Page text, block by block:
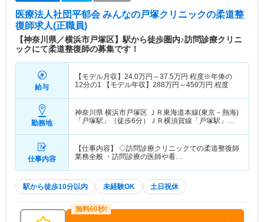
医療法人社団平郁会 みんなの戸塚クリニックの柔道整
復師求人(正職員)
【神奈川県／横浜市戸塚区】駅から徒歩圏内♪訪問診療クリニ
ックにて柔道整復師の募集です！
給与
【モデル月収】 24.0万円～37.5万円 程度※年俸の
12分の1 【モデル年収】 288万円～450万円 程度
勤務地
神奈川県 横浜市戸塚区 ＪＲ東海道本線(東京－熱海)
「戸塚駅」（徒歩6分）ＪＲ横須賀線「戸塚駅」
仕事内容
【仕事内容】 ◇訪問診療クリニックでの柔道整復師
業務全般 ・訪問診療の医師や看…
駅から徒歩10分以内 未経験OK 土日祝休